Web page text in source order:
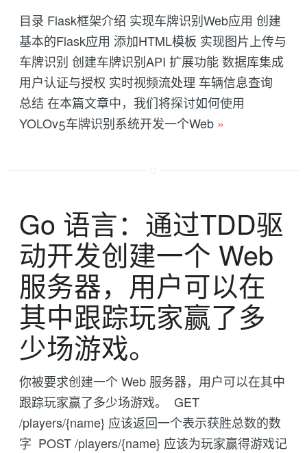
目录 Flask框架介绍 实现车牌识别Web应用 创建
基本的Flask应用 添加HTML模板 实现图片上传与
车牌识别 创建车牌识别API 扩展功能 数据库集成
用户认证与授权 实时视频流处理 车辆信息查询
总结 在本篇文章中，我们将探讨如何使用
YOLOv5车牌识别系统开发一个Web »
Go 语言：通过TDD驱
动开发创建一个 Web
服务器，用户可以在
其中跟踪玩家赢了多
少场游戏。
你被要求创建一个 Web 服务器，用户可以在其中
跟踪玩家赢了多少场游戏。 GET
/players/{name} 应该返回一个表示获胜总数的数
字 POST /players/{name} 应该为玩家赢得游戏记